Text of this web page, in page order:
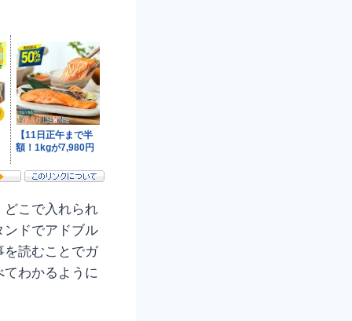
どこで入れられ
ンドでアドブル
を読むことでガ
わかるように